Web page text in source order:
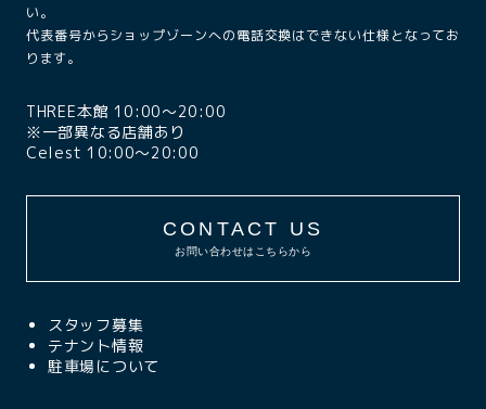
い。
代表番号からショップゾーンへの電話交換はできない仕様となってお
ります。
THREE本館 10:00〜20:00
※一部異なる店舗あり
Celest 10:00〜20:00
CONTACT US
お問い合わせはこちらから
スタッフ募集
テナント情報
駐車場について